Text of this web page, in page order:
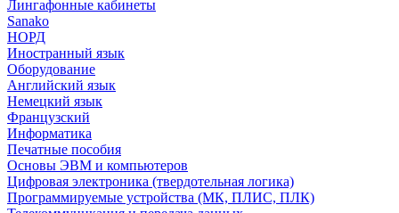
Лингафонные кабинеты
Sanako
НОРД
Иностранный язык
Оборудование
Английский язык
Немецкий язык
Французский
Информатика
Печатные пособия
Основы ЭВМ и компьютеров
Цифровая электроника (твердотельная логика)
Программируемые устройства (МК, ПЛИС, ПЛК)